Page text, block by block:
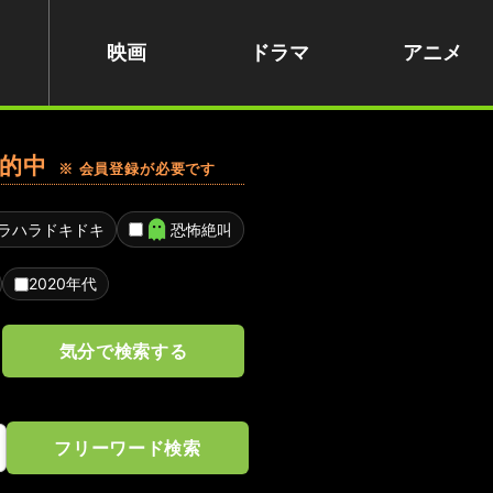
映画 ドラマ アニメ
中 ※ 会員登録が必要です
ハラドキドキ 恐怖絶叫
2020年代
気分で検索する
フリーワード検索